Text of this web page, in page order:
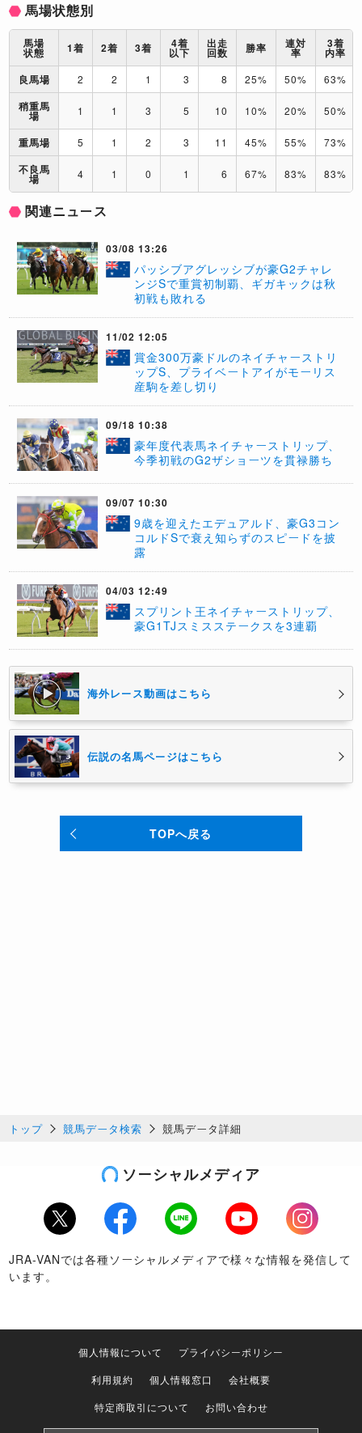
馬場状態別
馬場
状態 1着 2着 3着 4着
以下
出走
回数 勝率 連対
率
3着
内率
良馬場
2 2 1 3 8 25% 50% 63%
稍重馬
場 1 1 3 5 10 10% 20% 50%
重馬場 5 1 2 3 11 45% 55% 73%
不良馬
場 4 1 0 1 6 67% 83% 83%
関連ニュース
03/08 13:26
パッシブアグレッシブが豪G2チャレ
ンジSで重賞初制覇、ギガキックは秋
初戦も敗れる
11/02 12:05
賞金300万豪ドルのネイチャーストリ
ップS、プライベートアイがモーリス
産駒を差し切り
09/18 10:38
豪年度代表馬ネイチャーストリップ、
今季初戦のG2ザショーツを貫禄勝ち
09/07 10:30
9歳を迎えたエデュアルド、豪G3コン
コルドSで衰え知らずのスピードを披
露
04/03 12:49
スプリント王ネイチャーストリップ、
豪G1TJスミスステークスを3連覇
海外レース動画はこちら
伝説の名馬ページはこちら
TOPへ戻る
トップ 競馬データ検索 競馬データ詳細
ソーシャルメディア
Twitter Facebook LINE Youtube
Instagram
JRA-VANでは各種ソーシャルメディアで様々な情報を発信して
います。
個人情報について
プライバシーポリシー
利用規約
個人情報窓口
会社概要
特定商取引について
お問い合わせ